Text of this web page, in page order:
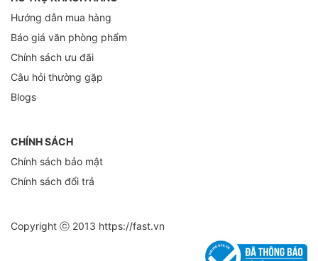
Hướng dẫn mua hàng
Báo giá văn phòng phẩm
Chính sách ưu đãi
Câu hỏi thường gặp
Blogs
CHÍNH SÁCH
Chính sách bảo mật
Chính sách đổi trả
Copyright ⓒ 2013 https://fast.vn